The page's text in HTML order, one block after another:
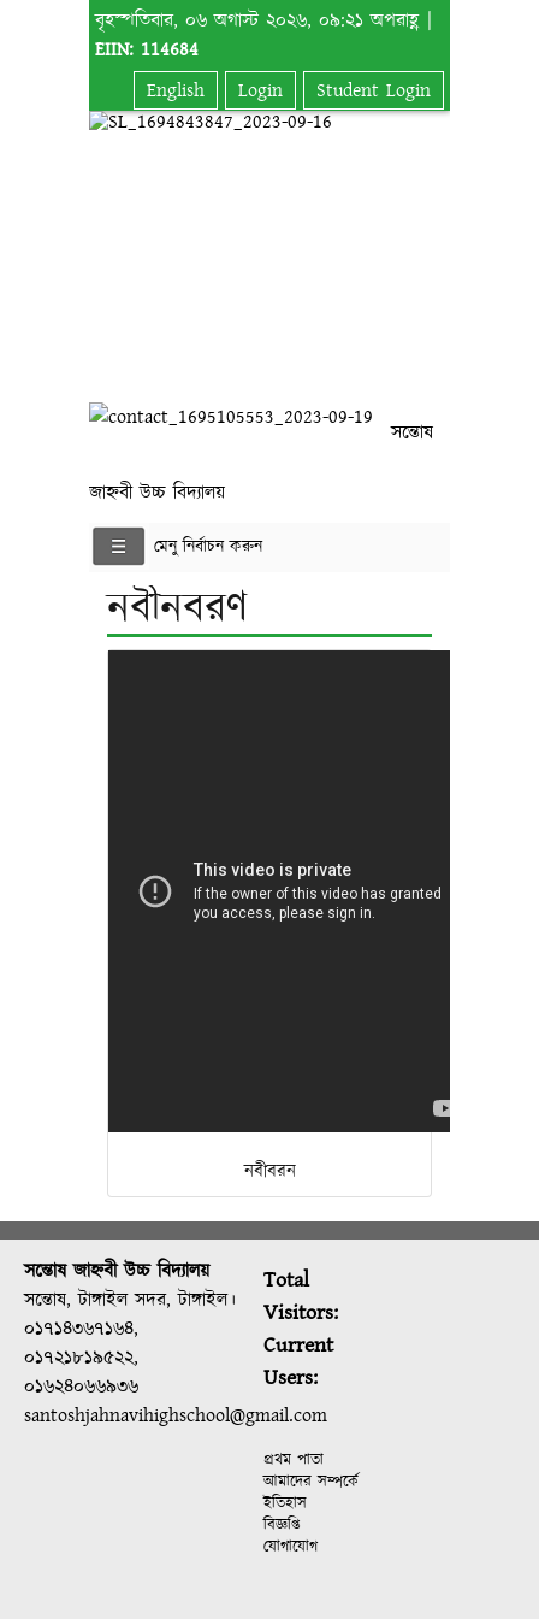
বৃহস্পতিবার, ০৬ অগাস্ট ২০২৬, ০৯:২১ অপরাহ্ণ |
EIIN: 114684
English
Login Student Login
সন্তোষ
জাহ্নবী উচ্চ বিদ্যালয়
মেনু নির্বাচন করুন
নবীনবরণ
নবীবরন
সন্তোষ জাহ্নবী উচ্চ বিদ্যালয়
সন্তোষ, টাঙ্গাইল সদর, টাঙ্গাইল।
০১৭১৪৩৬৭১৬৪,
০১৭২১৮১৯৫২২,
০১৬২৪০৬৬৯৩৬
santoshjahnavihighschool@gmail.com
Total
Visitors:
Current
Users:
প্রথম পাতা
আমাদের সম্পর্কে
ইতিহাস
বিজ্ঞপ্তি
যোগাযোগ